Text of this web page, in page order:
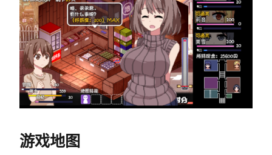
游戏地图